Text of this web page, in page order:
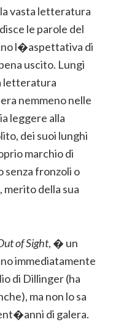
vasta letteratura
le parole del
l�aspettativa di
uscito. Lungi
letteratura
nemmeno nelle
leggere alla
dei suoi lunghi
marchio di
fronzoli o
della sua
of Sight, � un
immediatamente
di Dillinger (ha
ma non lo sa
di galera.